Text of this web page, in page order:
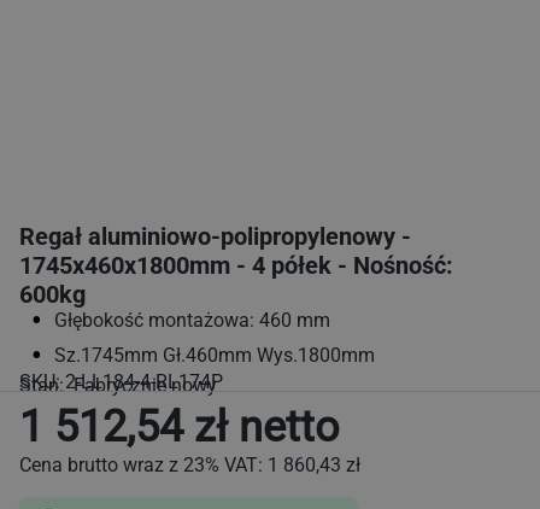
Regał aluminiowo‑polipropylenowy -
1745x460x1800mm - 4 półek - Nośność:
600kg
Głębokość montażowa: 460 mm
Sz.1745mm Gł.460mm Wys.1800mm
SKU:2-LL184-4-RL174P
Stan: Fabrycznie nowy
1 512,54 zł netto
Cena brutto wraz z 23% VAT: 1 860,43 zł